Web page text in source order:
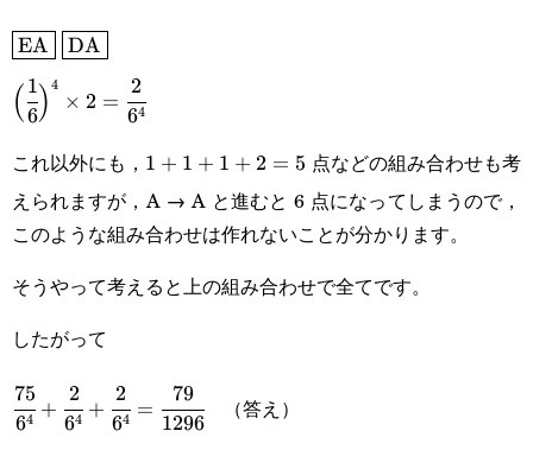
\boxed{\text{EA}}\space\boxed{\text{DA}}
EA
DA
\Big(\cfrac{1}
{6}\Big)^4\times2=\cfrac{2}
{6^4}
(6
1)4
× 2 =
64
2
これ以外にも， 1+1+1+2=5
1 + 1 + 1 + 2 = 5 点などの組み合わせも考
えられますが，A → A と進むと 6 点になってしまうので，
このような組み合わせは作れないことが分かります。
そうやって考えると上の組み合わせで全てです。
したがって
\cfrac{75}
{6^4}+\cfrac{2}
64
75
+
64
2
+
64
2
=
1296
79
（答え）